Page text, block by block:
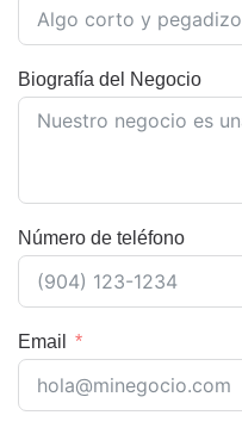
Biografía del Negocio
Número de teléfono
Email